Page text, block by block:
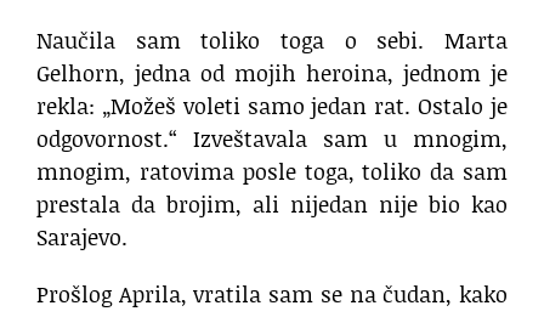
Naučila sam toliko toga o sebi. Marta
Gelhorn, jedna od mojih heroina, jednom je
rekla: „Možeš voleti samo jedan rat. Ostalo je
odgovornost.“ Izveštavala sam u mnogim,
mnogim, ratovima posle toga, toliko da sam
prestala da brojim, ali nijedan nije bio kao
Sarajevo.
Prošlog Aprila, vratila sam se na čudan, kako